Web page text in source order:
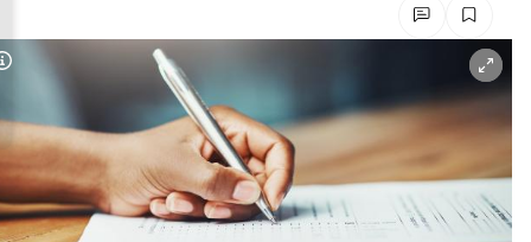
Untermenü
Untermenü
Untermenü
Copyright-Hinweis öffnen/schließen